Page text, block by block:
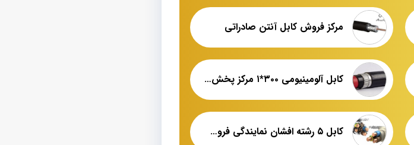
مرکز فروش کابل آنتن صادراتی
کابل آلومینیومی ۳۰۰*۱ مرکز پخش عمده
کابل ۵ رشته افشان نمایندگی فروش عمده